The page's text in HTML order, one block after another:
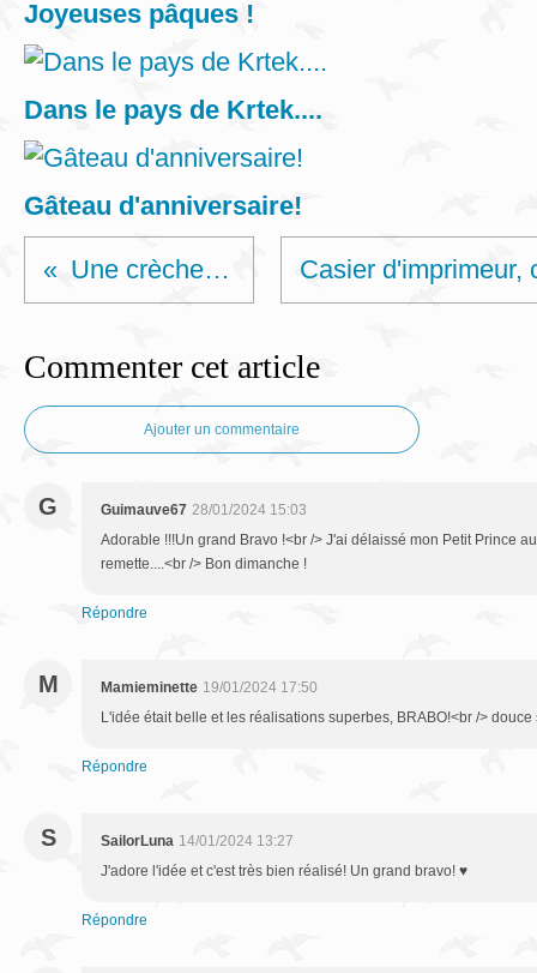
Joyeuses pâques !
Dans le pays de Krtek....
Gâteau d'anniversaire!
Une crèche au crochet
Commenter cet article
Ajouter un commentaire
G Guimauve67 28/01/2024 15:03
Adorable !!!Un grand Bravo !<br /> J'ai délaissé mon Petit Prince
remette....<br /> Bon dimanche !
Répondre
M Mamieminette 19/01/2024 17:50
L'idée était belle et les réalisations superbes, BRABO!<br />
Répondre
S SailorLuna 14/01/2024 13:27
J'adore l'idée et c'est très bien réalisé! Un grand bravo! ♥
Répondre